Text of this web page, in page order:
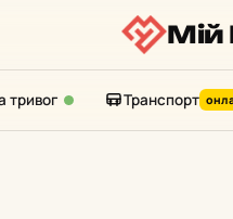
Мій
тривог Транспорт